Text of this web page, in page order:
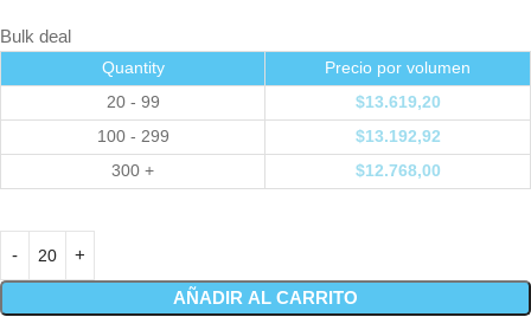
Bulk deal
Quantity
Precio por volumen
20 - 99
$13.619,20
100 - 299
$13.192,92
300 +
$12.768,00
AÑADIR AL CARRITO